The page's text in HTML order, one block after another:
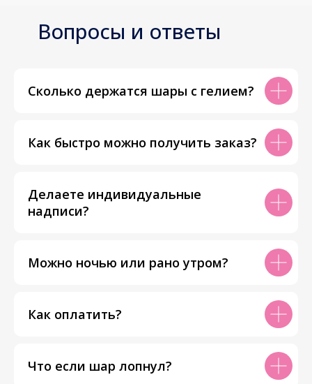
Вопросы и ответы
Сколько держатся шары с гелием?
Как быстро можно получить заказ?
Делаете индивидуальные
надписи?
Можно ночью или рано утром?
Как оплатить?
Что если шар лопнул?